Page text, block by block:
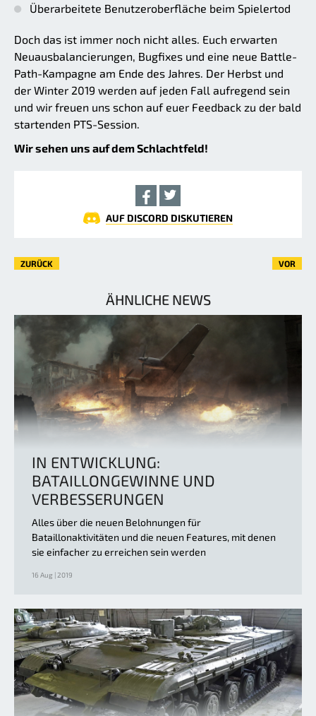
Überarbeitete Benutzeroberfläche beim Spielertod
Doch das ist immer noch nicht alles. Euch erwarten
Neuausbalancierungen, Bugfixes und eine neue Battle-
Path-Kampagne am Ende des Jahres. Der Herbst und
der Winter 2019 werden auf jeden Fall aufregend sein
und wir freuen uns schon auf euer Feedback zu der bald
startenden PTS-Session.
Wir sehen uns auf dem Schlachtfeld!
AUF DISCORD DISKUTIEREN
ZURÜCK VOR
ÄHNLICHE NEWS
IN ENTWICKLUNG:
BATAILLONGEWINNE UND
VERBESSERUNGEN
Alles über die neuen Belohnungen für
Bataillonaktivitäten und die neuen Features, mit denen
sie einfacher zu erreichen sein werden
16 Aug | 2019